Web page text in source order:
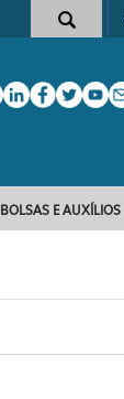
BOLSAS E AUXÍLIOS